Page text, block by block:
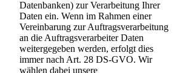
Datenbanken) zur Verarbeitung Ihrer
Daten ein. Wenn im Rahmen einer
Vereinbarung zur Auftragsverarbeitung
an die Auftragsverarbeiter Daten
weitergegeben werden, erfolgt dies
immer nach Art. 28 DS-GVO. Wir
wählen dabei unsere